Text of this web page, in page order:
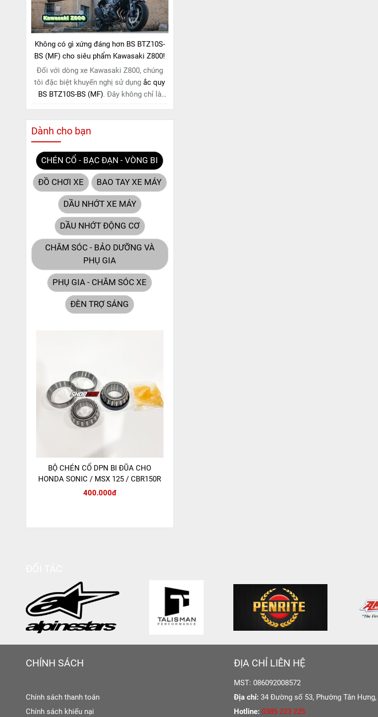
loại ắc quy khô này hoàn toàn không cần
bảo dưỡng.
Không có gì xứng đáng hơn BS BTZ10S-
BS (MF) cho siêu phẩm Kawasaki Z800!
Đối với dòng xe Kawasaki Z800, chúng
tôi đặc biệt khuyến nghị sử dụngắc quy
BS BTZ10S-BS (MF). Đây không chỉ là
giải pháp hoàn hảo được thiết kế dành
riêng cho "chiến mã" này. Với
MF (Maintenance Free)
quy khô này hoàn toàn không cần bảo
dưỡng.
Dành cho bạn
CHÉN CỔ - BẠC ĐẠN - VÒNG BI
ĐỒ CHƠI XE BAO TAY XE MÁY
DẦU NHỚT XE MÁY
DẦU NHỚT ĐỘNG CƠ
CHĂM SÓC - BẢO DƯỠNG VÀ
PHỤ GIA
PHỤ GIA - CHĂM SÓC XE
ĐÈN TRỢ SÁNG
BỘ CHÉN CỔ DPN BI ĐŨA CHO
HONDA SONIC / MSX 125 / CBR150R
400.000đ
CHÍNH SÁCH
Chính sách thanh toán
Chính sách khiếu nại
ĐỊA CHỈ LIÊN HỆ
MST: 086092008572
Địa chỉ: 34 Đường số 53, Phường Tân Hưng,
Hotline: 0385 223 225